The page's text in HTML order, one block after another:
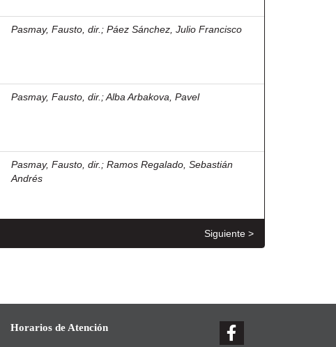
Pasmay, Fausto, dir. ; Páez Sánchez, Julio Francisco
Pasmay, Fausto, dir. ;Alba Arbakova, Pavel
Pasmay, Fausto, dir. ; Ramos Regalado, Sebastián
Andrés
Siguiente >
Horarios de Atención